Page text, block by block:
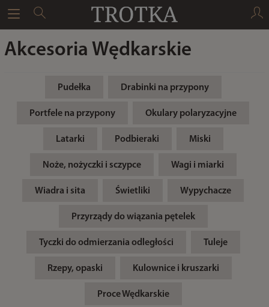
Akcesoria Wędkarskie
Pudełka Drabinki na przypony
Portfele na przypony Okulary polaryzacyjne
Latarki Podbieraki Miski
Noże, nożyczki i sczypce Wagi i miarki
Wiadra i sita Świetliki Wypychacze
Przyrządy do wiązania pętelek
Tyczki do odmierzania odległości Tuleje
Rzepy, opaski Kulownice i kruszarki
Proce Wędkarskie